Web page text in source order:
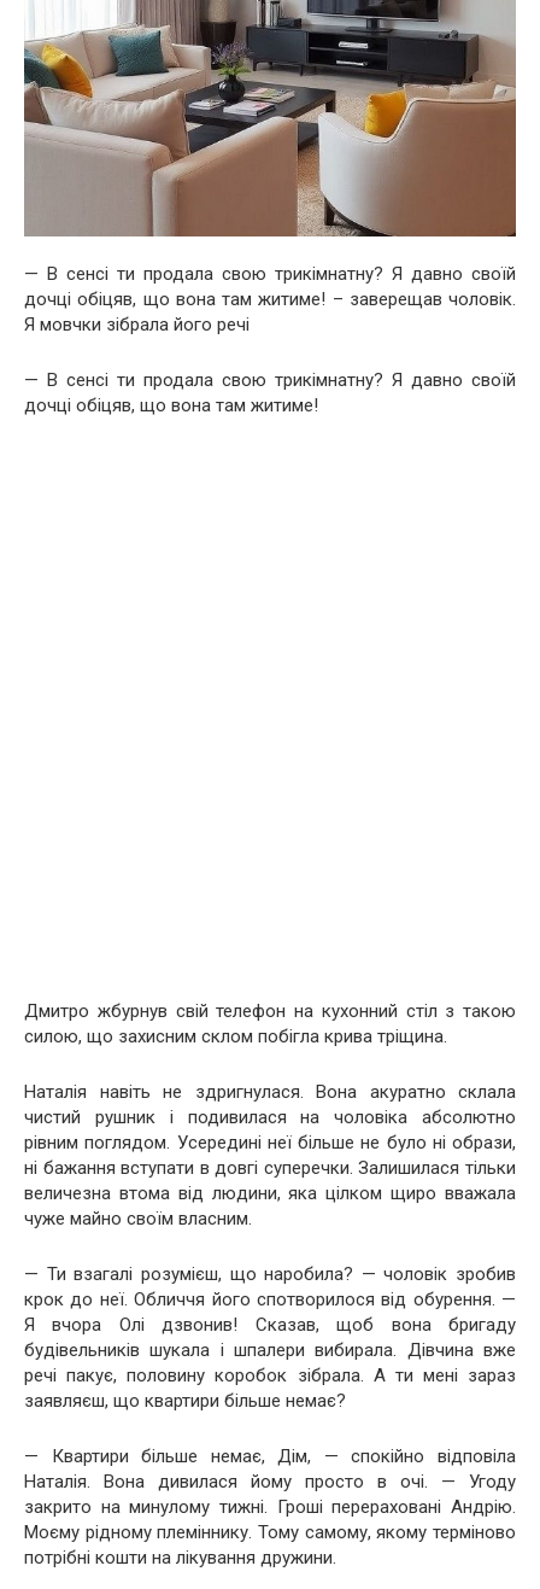
— В сенсі ти продала свою трикімнатну? Я давно своїй
дочці обіцяв, що вона там житиме! – заверещав чоловік.
Я мовчки зібрала його речі
— В сенсі ти продала свою трикімнатну? Я давно своїй
дочці обіцяв, що вона там житиме!
Дмитро жбурнув свій телефон на кухонний стіл з такою
силою, що захисним склом побігла крива тріщина.
Наталія навіть не здригнулася. Вона акуратно склала
чистий рушник і подивилася на чоловіка абсолютно
рівним поглядом. Усередині неї більше не було ні образи,
ні бажання вступати в довгі суперечки. Залишилася тільки
величезна втома від людини, яка цілком щиро вважала
чуже майно своїм власним.
— Ти взагалі розумієш, що наробила? — чоловік зробив
крок до неї. Обличчя його спотворилося від обурення. —
Я вчора Олі дзвонив! Сказав, щоб вона бригаду
будівельників шукала і шпалери вибирала. Дівчина вже
речі пакує, половину коробок зібрала. А ти мені зараз
заявляєш, що квартири більше немає?
— Квартири більше немає, Дім, — спокійно відповіла
Наталія. Вона дивилася йому просто в очі. — Угоду
закрито на минулому тижні. Гроші перераховані Андрію.
Моєму рідному племіннику. Тому самому, якому терміново
потрібні кошти на лікування дружини.